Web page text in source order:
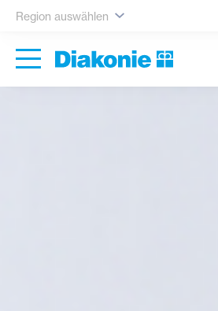
Region auswählen